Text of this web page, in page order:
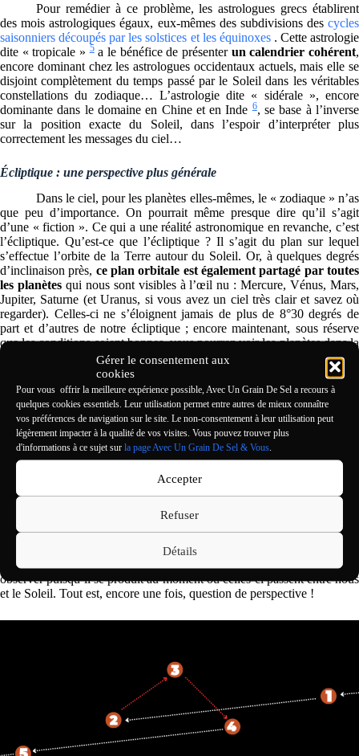
Gérer le consentement aux
cookies
Pour vous offrir la meilleure expérience possible, Avec Un Grain De Sel a recours à
quelques cookies essentiels. Leur utilisation permet entre autres de mieux connaître
vos préférences de navigation sur le site. Le non-consentement à leur utilisation peut
légèrement impacter à la qualité de vos visites. Vous pouvez trouver plus
d'informations à ce sujet sur la page Avec Un Grain De Sel & Vous
Accepter
Refuser
Détails
Pour remédier à ce problème, les astrologues grecs établirent
des mois astrologiques égaux, eux-mêmes des subdivisions des cycles
saisonniers découpés par les solstices et les équinoxes . Cette astrologie
dite « tropicale »5a le bénéfice de présenter un calendrier cohérent,
encore dominant chez les astrologues occidentaux actuels, mais elle se
disjoint complètement du temps passé par le Soleil dans les véritables
constellations du zodiaque… L’astrologie dite « sidérale », encore
dominante dans le domaine en Chine et en Inde6, se base à l’inverse
sur la position exacte du Soleil, dans l’espoir d’interpréter plus
correctement les messages du ciel…
Écliptique : une perspective plus générale
Dans le ciel, pour les planètes elles-mêmes, le « zodiaque » n’as
que peu d’importance. On pourrait même presque dire qu’il s’agit
d’une « fiction ». Ce qui a une réalité astronomique en revanche, c’est
l’écliptique. Qu’est-ce que l’écliptique ? Il s’agit du plan sur lequel
s’effectue l’orbite de la Terre autour du Soleil. Or, à quelques degrés
d’inclinaison près, ce plan orbitale est également partagé par toutes
les planètesqui nous sont visibles à l’œil nu : Mercure, Vénus, Mars,
Jupiter, Saturne (et Uranus, si vous avez un ciel très clair et savez où
regarder). Celles-ci ne s’éloignent jamais de plus de 8°30 degrés de
part et d’autres de notre écliptique ; encore maintenant, sous réserve
que les conditions soient bonnes, vous pourrez voir les planètes dans la
même bande du ciel plus ou moins partagée par les douze
constellations zodiacales auxquels s’ajoute une treizième, Ophiuchus
(aussi appelée Le Serpentaire) .
Et le mouvement rétrograde apparent alors, d’où vient-il ?
Après tout, nous savons maintenant que toutes les planètes tournent
dans le même sens et ne font pas des boucles sur leurs orbites, non ?
Vous avez raison, mais le mouvement rétrograde existe tout de même
bel et bien… Pour nous observateurs et observatrices terrestres ! Il
s’agit d’
: lorsque la Terre commence à «
ralentir, s’arrêter, et repartir en arrière le temps que notre planète finisse
de « doubler » tout en continuant de progresser sur son orbite (voir les
illustrations ci-dessous). La même logique s’applique aux planètes
internes (Mercure et Vénus), sauf que le phénomène est plus difficile à
observer puisqu’il se produit au moment où celles-ci passent entre nous
et le Soleil. Tout est, encore une fois, question de perspective !